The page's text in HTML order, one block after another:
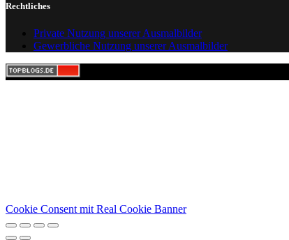
Rechtliches
Private Nutzung unserer Ausmalbilder
Gewerbliche Nutzung unserer Ausmalbilder
Cookie Consent mit Real Cookie Banner